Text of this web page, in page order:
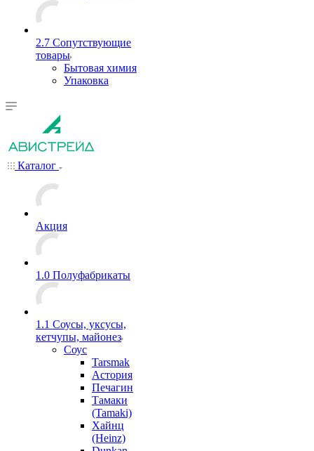
2.7 Сопутствующие
товары
Бытовая химия
Упаковка
Каталог
Акция
1.0 Полуфабрикаты
1.1 Соусы, уксусы,
кетчупы, майонез
Соус
Tarsmak
Астория
Печагин
Тамаки
(Tamaki)
Хайнц
(Heinz)